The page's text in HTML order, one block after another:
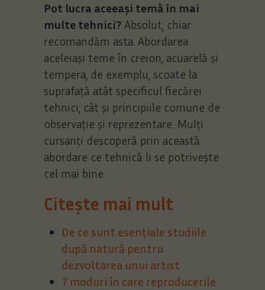
Pot lucra aceeași temă în mai
multe tehnici? Absolut, chiar
recomandăm asta. Abordarea
aceleiași teme în creion, acuarelă și
tempera, de exemplu, scoate la
suprafață atât specificul fiecărei
tehnici, cât și principiile comune de
observație și reprezentare. Mulți
cursanți descoperă prin această
abordare ce tehnică li se potrivește
cel mai bine.
Citește mai mult
De ce sunt esențiale studiile
după natură pentru
dezvoltarea unui artist
7 moduri în care reproducerile